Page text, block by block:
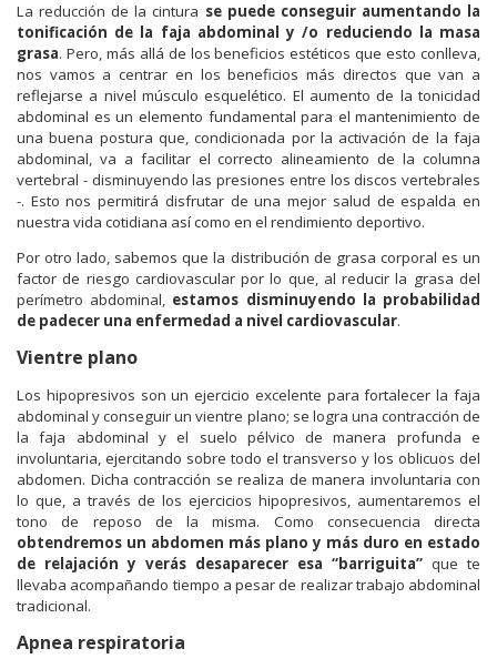
La reducción de la cintura se puede conseguir aumentando la
tonificación de la faja abdominal y /o reduciendo la masa
grasa. Pero, más allá de los beneficios estéticos que esto conlleva,
nos vamos a centrar en los beneficios más directos que van a
reflejarse a nivel músculo esquelético. El aumento de la tonicidad
abdominal es un elemento fundamental para el mantenimiento de
una buena postura que, condicionada por la activación de la faja
abdominal, va a facilitar el correcto alineamiento de la columna
vertebral - disminuyendo las presiones entre los discos vertebrales
-. Esto nos permitirá disfrutar de una mejor salud de espalda en
nuestra vida cotidiana así como en el rendimiento deportivo.
Por otro lado, sabemos que la distribución de grasa corporal es un
factor de riesgo cardiovascular por lo que, al reducir la grasa del
perímetro abdominal, estamos disminuyendo la probabilidad
de padecer una enfermedad a nivel cardiovascular.
Vientre plano
Los hipopresivos son un ejercicio excelente para fortalecer la faja
abdominal y conseguir un vientre plano; se logra una contracción de
la faja abdominal y el suelo pélvico de manera profunda e
involuntaria, ejercitando sobre todo el transverso y los oblicuos del
abdomen. Dicha contracción se realiza de manera involuntaria con
lo que, a través de los ejercicios hipopresivos, aumentaremos el
tono de reposo de la misma. Como consecuencia directa
obtendremos un abdomen más plano y más duro en estado
de relajación y verás desaparecer esa “barriguita” que te
llevaba acompañando tiempo a pesar de realizar trabajo abdominal
tradicional.
Apnea respiratoria